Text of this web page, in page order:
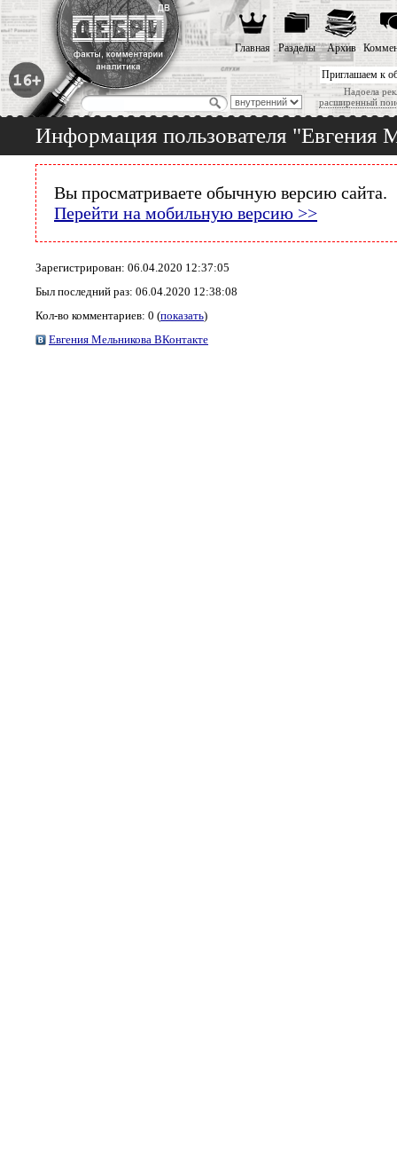
Приглашаем к
Надоела
расширенный
Главная Разделы Архив
Информация пользователя "Евгения
Вы просматриваете обычную версию сайта.
Перейти на мобильную версию >>
Зарегистрирован: 06.04.2020 12:37:05
Был последний раз: 06.04.2020 12:38:08
Кол-во комментариев: 0 (показать)
Евгения Мельникова ВКонтакте